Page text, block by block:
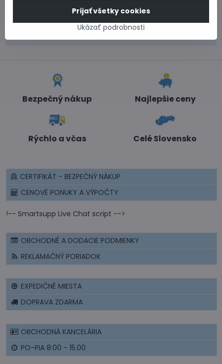
Informácie k objednávkam
Po - Pi 8:00-15:00
info​@lacnestavanie​.sk
Bezpečný nákup Najlepšie ceny
Rýchlo a včas Celé Slovensko
CERTIFIKÁT - BEZPEČNÝ NÁKUP
CENOVÉ PONUKY A VÝPOČTY
!-- Smartsupp Live Chat script -->
OBCHODNÉ A DODACIE PODMIENKY
REKLAMAČNÝ PORIADOK
EXPEDIČNÉ MIESTA
DOPRAVA ZDARMA
OBCHODNÁ KANCELÁRIA
PO-PIA 8:00 - 15.00
Ukázať podrobnosti
Prijať všetky cookies